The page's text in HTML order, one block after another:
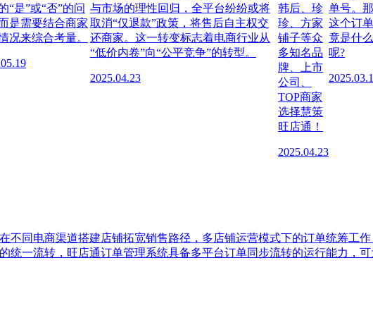
“是”或“否”的问
是需要结合商家
况来综合考量。
与市场的理性回归，全平台纷纷或将
取消“仅退款”政策，将售后自主权交
还商家。这一转变标志着电商行业从
“低价内卷”向“公平竞争”的转型。
2025.04.23
韩后、珍
珍、方家
铺子等众
多知名品
牌、上市
公司、
TOP商家
选择慧策
旺店通！
2025.04.23
单号。那
这个订
竟是什
呢?
不同电商渠道搭建店铺拓宽销售路径，多店铺运营模式下的订单统筹工
统一流转，旺店通订单管理系统具备多平台订单同步流转的运行能力，